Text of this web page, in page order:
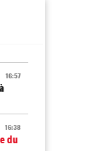
16:57
16:38
du